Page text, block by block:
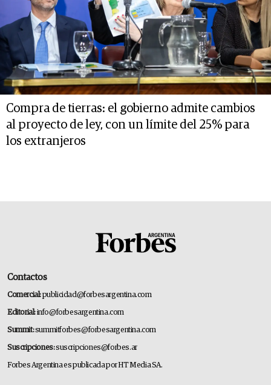
Compra de tierras: el gobierno admite cambios
al proyecto de ley, con un límite del 25% para
los extranjeros
Contactos
Comercial:publicidad@forbesargentina.com
Editorial:info@forbesargentina.com
Summit:summitforbes@forbesargentina.com
Suscripciones:suscripciones@forbes.ar
Forbes Argentina es publicada por HT Media SA.